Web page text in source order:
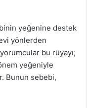
yeğenine destek
yönlerden
bu rüyayı;
yeğeniyle
Bunun sebebi,